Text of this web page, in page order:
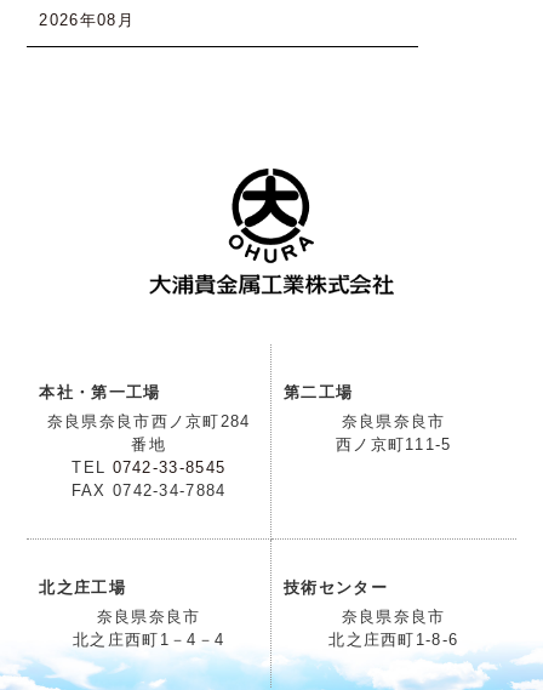
2026年08月
本社・第一工場
奈良県奈良市西ノ京町284
番地
TEL 0742-33-8545
FAX 0742-34-7884
第二工場
奈良県奈良市
西ノ京町111-5
北之庄工場
奈良県奈良市
北之庄西町1－4－4
技術センター
奈良県奈良市
北之庄西町1-8-6